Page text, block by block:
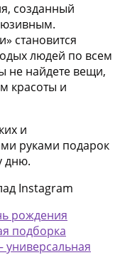
созданный
становится
людей по всем
не найдете вещи,
красоты и
и
руками подарок
дню.
рождения
подборка